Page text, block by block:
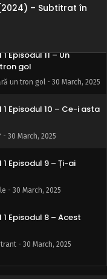
– Subtitrat în
Episodul 12 – Ridică-te
Episodul 11 – Un
gol
un tron gol - 30 March, 2025
1 Episodul 10 – Ce-i asta
- 30 March, 2025
Episodul 9 – Ți-ai
- 30 March, 2025
Episodul 8 – Acest
- 30 March, 2025